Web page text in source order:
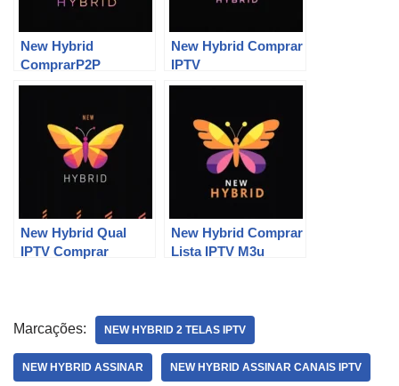
New Hybrid
ComprarP2P
New Hybrid Comprar
IPTV
New Hybrid Qual
IPTV Comprar
New Hybrid Comprar
Lista IPTV M3u
Marcações: NEW HYBRID 2 TELAS IPTV
NEW HYBRID ASSINAR NEW HYBRID ASSINAR CANAIS IPTV